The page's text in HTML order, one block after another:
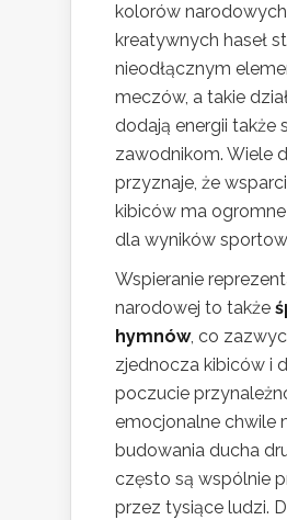
kolorów
kreatywnych haseł
nieodłącznym
meczów, a takie
dodają energii także
zawodnikom. Wiele
przyznaje, że
kibiców ma
dla wyników
Wspieranie
narodowej to także
hymnów, co
zjednocza kibiców i
poczucie
emocjonalne chwile
budowania ducha
często są wspólnie
przez tysiące ludzi.